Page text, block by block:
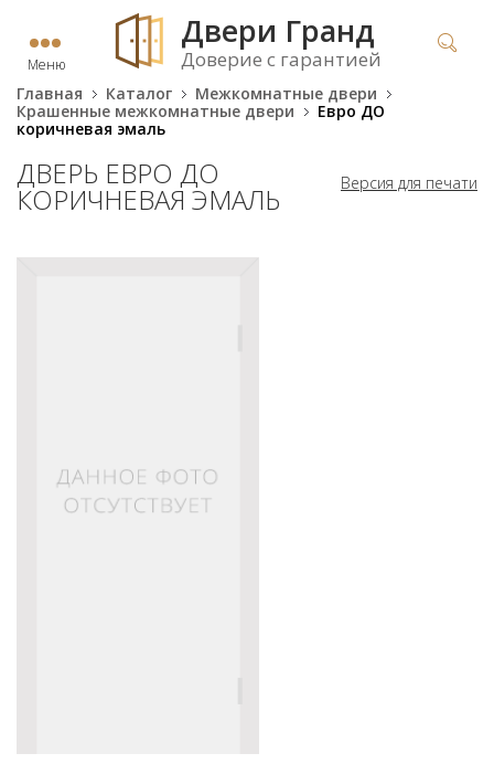
Меню
Двери Гранд
Доверие с гарантией
Главная Каталог
Межкомнатные двери
Крашенные межкомнатные двери
Евро ДО
коричневая эмаль
Версия для печати
ДВЕРЬ ЕВРО ДО
КОРИЧНЕВАЯ ЭМАЛЬ